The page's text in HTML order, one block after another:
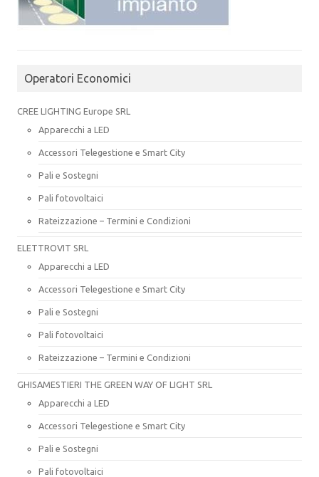
Operatori Economici
CREE LIGHTING Europe SRL
Apparecchi a LED
Accessori Telegestione e Smart City
Pali e Sostegni
Pali fotovoltaici
Rateizzazione – Termini e Condizioni
ELETTROVIT SRL
Apparecchi a LED
Accessori Telegestione e Smart City
Pali e Sostegni
Pali fotovoltaici
Rateizzazione – Termini e Condizioni
GHISAMESTIERI THE GREEN WAY OF LIGHT SRL
Apparecchi a LED
Accessori Telegestione e Smart City
Pali e Sostegni
Pali fotovoltaici